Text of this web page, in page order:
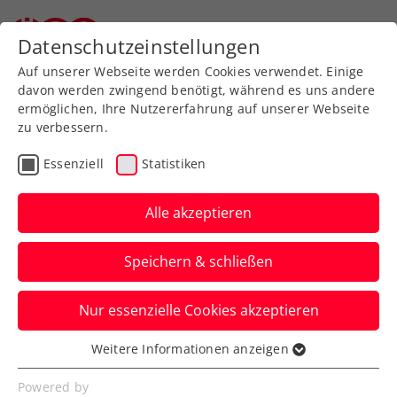
Zurück zur Newsübersicht
Turniere
Tennis Europe Winter
Cups by Dunlop: Tolle
ÖTV-Burschen 2. bei
Finalrunde
Österreichs U12-Team wird in Sunderland
erst im Endspiel durch die Slowakei
gestoppt.
Datenschutzeinstellungen
Auf unserer Webseite werden Cookies verwendet. Einige
davon werden zwingend benötigt, während es uns andere
ermöglichen, Ihre Nutzererfahrung auf unserer Webseite
zu verbessern.
Essenziell Statistiken
Alle akzeptieren
Speichern & schließen
Nur essenzielle Cookies akzeptieren
Essenziell
Essenzielle Cookies werden für grundlegende
Weitere Informationen anzeigen
Powered by